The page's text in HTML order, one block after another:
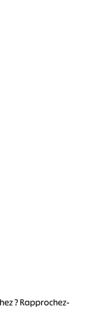
? Rapprochez-